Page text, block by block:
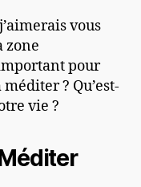
vous
zone
pour
? Qu’est-
vie ?